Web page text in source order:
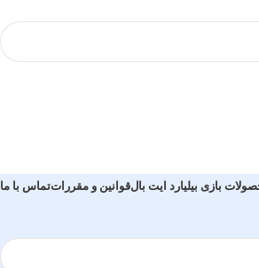
بازی بیلیارد ایت بالقوانین و مقرراتتماس با ما